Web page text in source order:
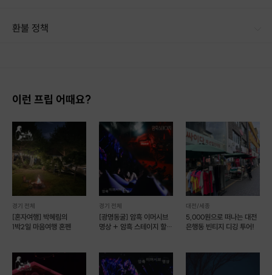
환불 정책
이런 프립 어때요?
경기 전체
[혼자여행] 박혜림의
1박2일 마음여행 혼펜
경기 전체
[광명동굴] 암흑 이머시브
명상 + 암흑 스테이지 할인
대전/세종
5,000원으로 떠나는 대전
은행동 빈티지 디깅 투어!